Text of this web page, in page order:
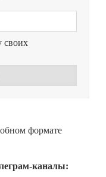
своих
формате
каналы: